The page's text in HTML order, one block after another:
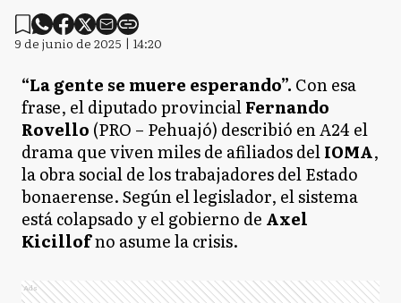
9 de junio de 2025 | 14:20
“La gente se muere esperando”. Con esa
frase, el diputado provincialFernando
Rovello (PRO – Pehuajó) describió en A24 el
drama que viven miles de afiliados delIOMA,
la obra social de los trabajadores del Estado
bonaerense. Según el legislador, el sistema
está colapsado y el gobierno de Axel
Kicillofno asume la crisis.
Ads